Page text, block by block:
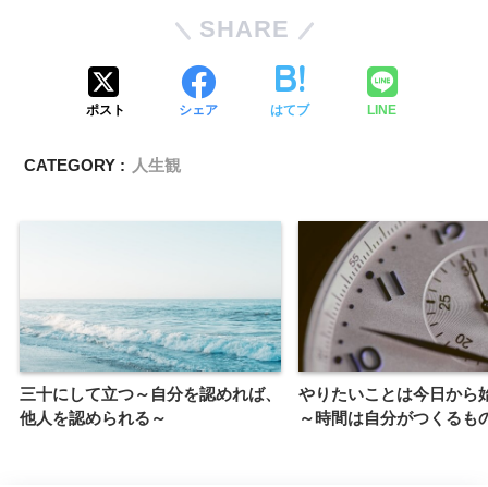
SHARE
ポスト シェア はてブ LINE
CATEGORY : 人生観
三十にして立つ～自分を認めれば、
他人を認められる～
やりたいことは今日から
～時間は自分がつくるも